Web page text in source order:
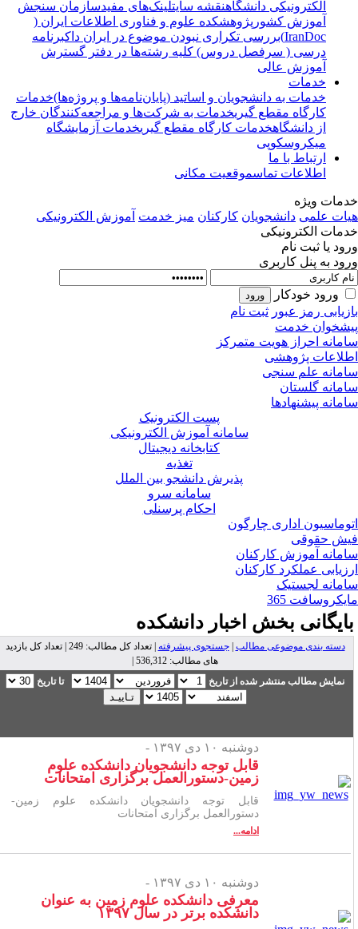
الکترونیکی دانشگاهنقشه سایتلینک‌های مفیدسازمان سنجش
آموزش کشورپژوهشکده علوم و فناوری اطلاعات ایران (
IranDoc) بررسی تکراری نبودن موضوع در ایران داک برنامه
درسی ( سرفصل دروس) کلیه رشته‌ها در دفتر گسترش
آموزش عالی
خدمات
خدمات به دانشجویان و اساتید (پایان‌نامه‌ها و پروژه‌ها)خدمات
کارگاه مقطع گیریخدمات به شرکت‌ها و مراجعه‌کنندگان خارج
از دانشگاهخدمات کارگاه مقطع گیریخدمات آزمایشگاه
میکروسکوپی
ارتباط با ما
اطلاعات تماسموقعیت مکانی
ویژه
علمی دانشجویان کارکنان میز خدمت آموزش الکترونیکی
الکترونیکی
یا ثبت نام
به پنل کاربری
ورود خودکار
رمز عبور ثبت نام
خدمت
احراز هویت متمرکز
پژوهشی
علم سنجی
گلستان
پیشنهادها
پست الکترونیک
سامانه آموزش الکترونیکی
کتابخانه دیجیتال
تغذیه
پذیرش دانشجو بین الملل
سامانه سرو
احکام پرسنلی
اداری چارگون
حقوقی
آموزش کارکنان
عملکرد کارکنان
لجستیک
365
بخشاخبار دانشکده
دسته بندی موضوعی مطالب|جستجوی پیشرفته
| تعداد کل مطالب: 249 | تعداد کل بازدید
های مطالب: 536,312 |
نمایش مطالب منتشر شده از تاریخ
تا تاریخ
دوشنبه ۱۰ دی ۱۳۹۷ -
قابل توجه دانشجویان دانشکده علوم
زمین-دستورالعمل برگزاری امتحانات
قابل توجه دانشجویان دانشکده علوم زمین-
دستورالعمل برگزاری امتحانات
ادامه...
دوشنبه ۱۰ دی ۱۳۹۷ -
معرفی دانشکده علوم زمین به عنوان
دانشکده برتر در سال ۱۳۹۷